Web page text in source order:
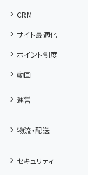
CRM
サイト最適化
ポイント制度
動画
運営
物流・配送
セキュリティ